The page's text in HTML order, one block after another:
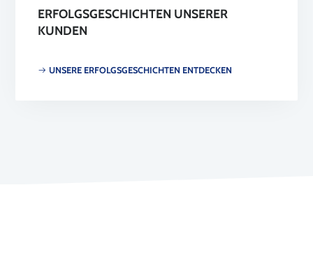
ERFOLGSGESCHICHTEN UNSERER
KUNDEN
UNSERE ERFOLGSGESCHICHTEN ENTDECKEN